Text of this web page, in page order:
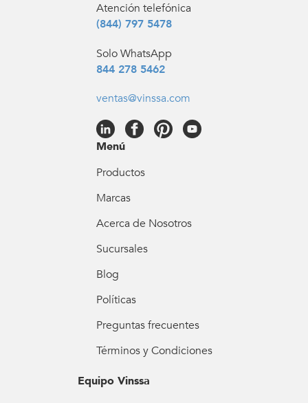
Atención telefónica
(844) 797 5478
Solo WhatsApp
844 278 5462
ventas@vinssa.com
Menú
Productos
Marcas
Acerca de Nosotros
Sucursales
Blog
Políticas
Preguntas frecuentes
Términos y Condiciones
Equipo Vinssa